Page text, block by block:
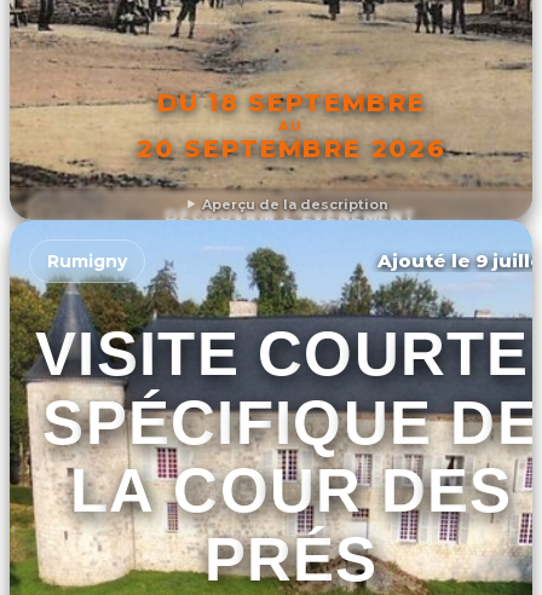
Aperçu de la description
DU 18 SEPTEMBRE
AU
20 SEPTEMBRE 2026
DÉCOUVRIR L'ÉVÉNEMENT
Rumigny Ajouté le 9
VISITE
SPÉCIFIQUE DE
LA COUR DES
PRÉS